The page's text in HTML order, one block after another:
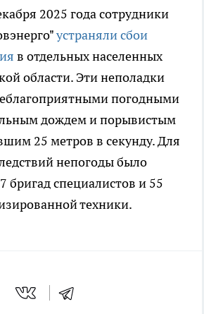
2025 года сотрудники
устраняли сбои
в отдельных населенных
области. Эти неполадки
погодными
дождем и порывистым
25 метров в секунду. Для
непогоды было
бригад специалистов и 55
техники.